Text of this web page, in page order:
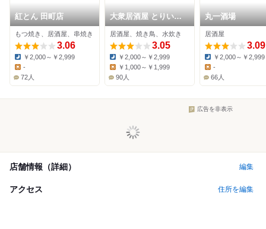
紅とん 田町店
もつ焼き、居酒屋、串焼き
3.06
Dinner:
￥2,000～￥2,999
Lunch:
-
72人
大衆居酒屋 とりいち
ず 田町慶応仲通り店
居酒屋、焼き鳥、水炊き
3.05
Dinner:
￥2,000～￥2,999
Lunch:
￥1,000～￥1,999
90人
丸一酒場
居酒屋
3.09
Dinner:
￥2,000～￥2,999
Lunch:
-
66人
広告を非表示
店舗情報（詳細） 編集
アクセス 住所を編集